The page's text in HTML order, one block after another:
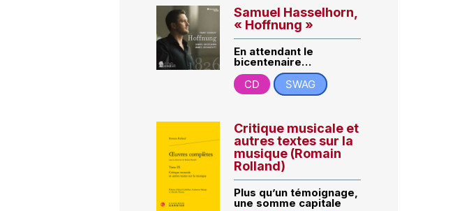
Samuel Hasselhorn,
« Hoffnung »
En attendant le
bicentenaire…
CD
SWAG
Critique musicale et
autres textes sur la
musique (Romain
Rolland)
Plus qu’un témoignage,
une somme capitale